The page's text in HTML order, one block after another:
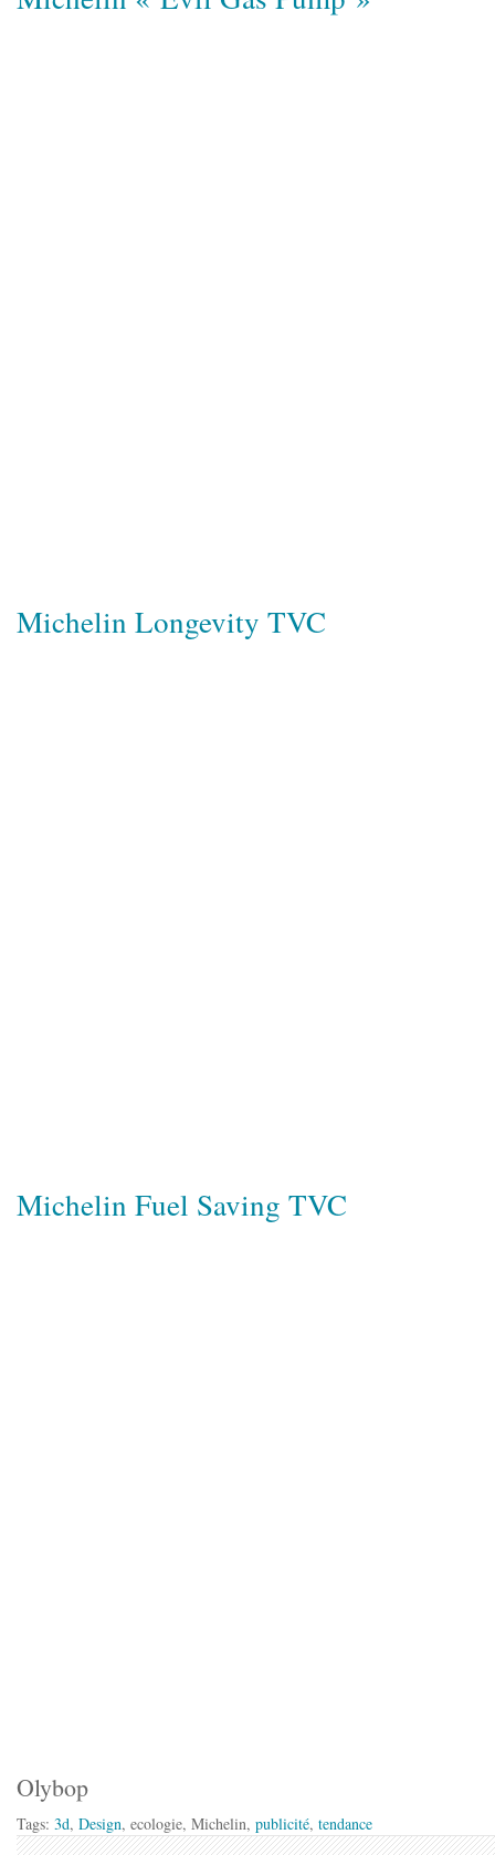
Michelin Longevity TVC
Michelin Fuel Saving TVC
Olybop
Tags: 3d, Design, ecologie, Michelin, publicité, tendance